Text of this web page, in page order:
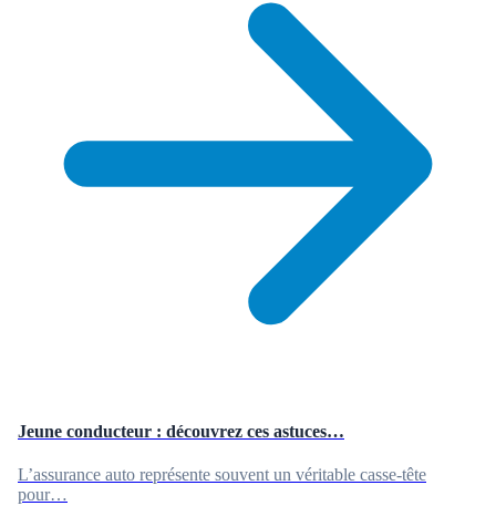
Jeune conducteur : découvrez ces astuces…
L’assurance auto représente souvent un véritable casse-tête
pour…